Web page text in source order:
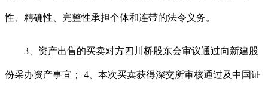
性、精确性、完整性承担个体和连带的法令义务。
3、资产出售的买卖对方四川桥股东会审议通过向新建股
份采办资产事宜； 4、本次买卖获得深交所审核通过及中国证